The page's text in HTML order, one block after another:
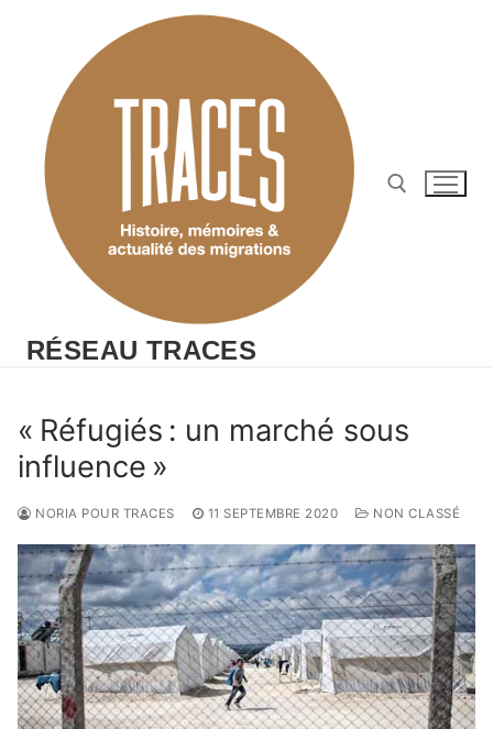
RÉSEAU TRACES
« Réfugiés : un marché sous
influence »
NORIA POUR TRACES 11 SEPTEMBRE 2020 NON CLASSÉ